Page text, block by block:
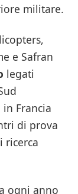
militare.
e Safran
legati
Francia
di prova
ricerca
ogni anno